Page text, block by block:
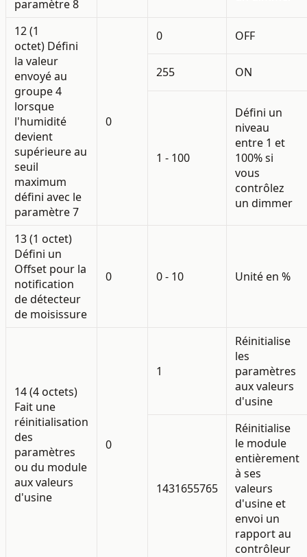
paramètre 8
12 (1
octet) Défini
la valeur
envoyé au
groupe 4
lorsque
l'humidité
devient
supérieure au
seuil
maximum
défini avec le
paramètre 7
0
0 OFF
255 ON
1 - 100
Défini un
niveau
entre 1 et
100% si
vous
contrôlez
un dimmer
13 (1 octet)
Défini un
Offset pour la
notification
de détecteur
de moisissure
0 0 - 10 Unité en %
14 (4 octets)
Fait une
réinitialisation
des
paramètres
ou du module
aux valeurs
d'usine
0
1
Réinitialise
les
paramètres
aux valeurs
d'usine
1431655765
Réinitialise
le module
entièrement
à ses
valeurs
d'usine et
envoi un
rapport au
contrôleur